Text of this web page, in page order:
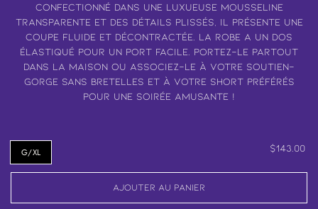
Confectionné dans une luxueuse mousseline
transparente et des détails plissés, il présente une
coupe fluide et décontractée. La robe a un dos
élastiqué pour un port facile. Portez-le partout
dans la maison ou associez-le à votre soutien-
gorge sans bretelles et à votre short préférés
pour une soirée amusante !
G/XL $143.00
Ajouter au panier